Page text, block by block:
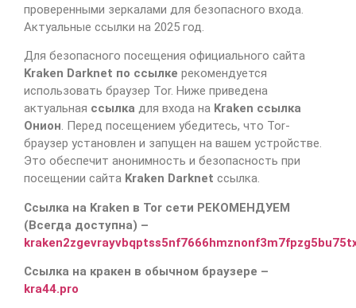
проверенными зеркалами для безопасного входа.
Актуальные ссылки на 2025 год.
Для безопасного посещения официального сайта
Kraken Darknet по ссылке рекомендуется
использовать браузер Tor. Ниже приведена
актуальная ссылка для входа на Kraken ссылка
Онион. Перед посещением убедитесь, что Tor-
браузер установлен и запущен на вашем устройстве.
Это обеспечит анонимность и безопасность при
посещении сайта Kraken Darknet ссылка.
Ссылка на Kraken в Tor сети РЕКОМЕНДУЕМ
(Всегда доступна) –
Ссылка на кракен в обычном браузере –
kra44.pro